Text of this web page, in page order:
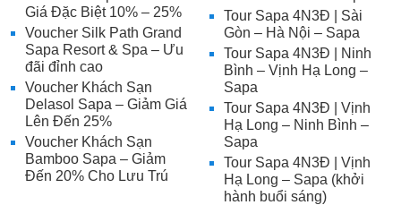
Tour Sapa 4N3Đ | Sài
Gòn – Hà Nội – Sapa
Tour Sapa 4N3Đ | Ninh
Bình – Vịnh Hạ Long –
Sapa
Tour Sapa 4N3Đ | Vịnh
Hạ Long – Ninh Bình –
Sapa
Tour Sapa 4N3Đ | Vịnh
Hạ Long – Sapa (khởi
hành buổi sáng)
Giá Đặc Biệt 10% – 25%
Voucher Silk Path Grand
Sapa Resort & Spa – Ưu
đãi đỉnh cao
Voucher Khách Sạn
Delasol Sapa – Giảm Giá
Lên Đến 25%
Voucher Khách Sạn
Bamboo Sapa – Giảm
Đến 20% Cho Lưu Trú